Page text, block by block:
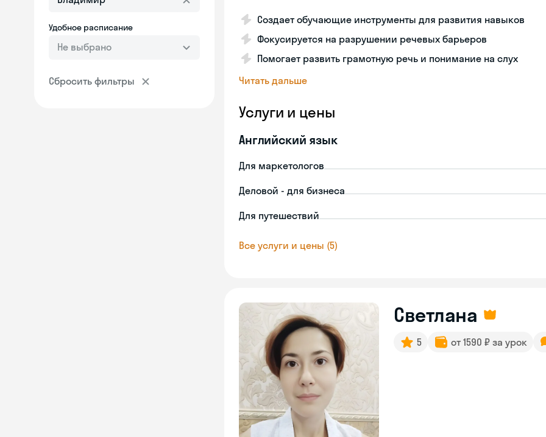
Удобное расписание
Не выбрано
Сбросить фильтры
Создает обучающие инструменты для развития навыков
Фокусируется на разрушении речевых барьеров
Помогает развить грамотную речь и понимание на слух
Читать дальше
Услуги и цены
Английский язык
Для маркетологов
Деловой - для бизнеса
Для путешествий
Все услуги и цены (5)
Светлана
5 от 1590 ₽ за урок